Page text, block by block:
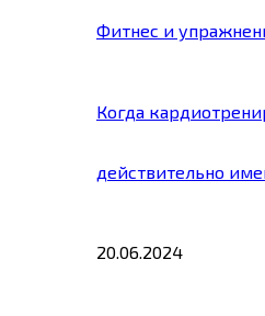
Фитнес и
Когда
действительно
20.06.2024